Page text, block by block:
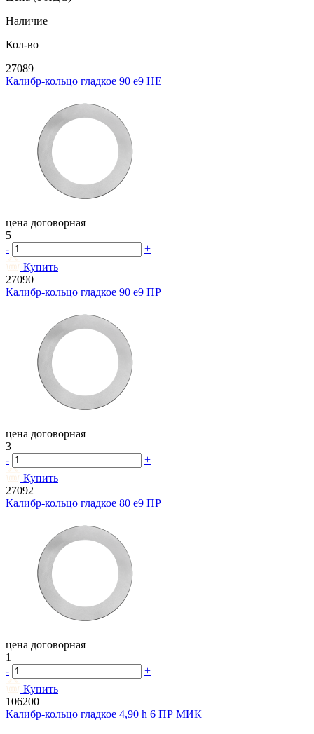
Наличие
Кол-во
27089
Калибр-кольцо гладкое 90 e9 НЕ
цена договорная
5
-
+
Купить
27090
Калибр-кольцо гладкое 90 e9 ПР
цена договорная
3
-
+
Купить
27092
Калибр-кольцо гладкое 80 e9 ПР
цена договорная
1
-
+
Купить
106200
Калибр-кольцо гладкое 4,90 h 6 ПР МИК